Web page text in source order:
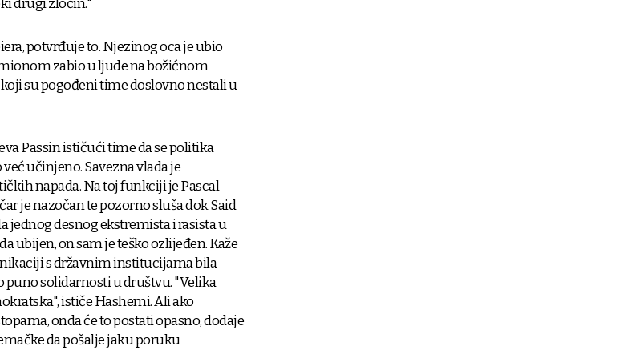
drugi zločin."
potvrđuje to. Njezinog oca je ubio
zabio u ljude na božićnom
su pogođeni time doslovno nestali u
Passin ističući time da se politika
učinjeno. Savezna vlada je
napada. Na toj funkciji je Pascal
je nazočan te pozorno sluša dok Said
jednog desnog ekstremista i rasista u
ubijen, on sam je teško ozlijeđen. Kaže
s državnim institucijama bila
puno solidarnosti u društvu. "Velika
ističe Hashemi. Ali ako
onda će to postati opasno, dodaje
da pošalje jaku poruku